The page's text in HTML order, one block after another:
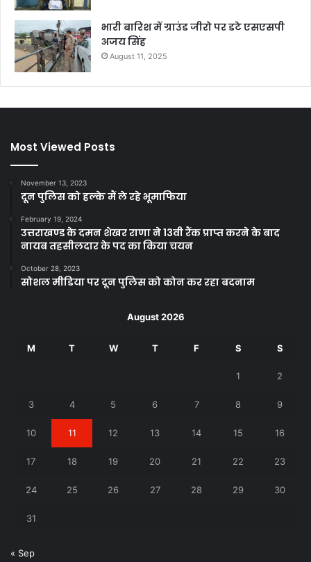
भारी बारिश में ग्राउंड जीरो पर डटे एसएसपी
अजय सिंह
August 11, 2025
Most Viewed Posts
November 13, 2023
दून पुलिस को हल्के मैं ले रहे भूमाफिया
February 19, 2024
उत्तराखण्ड के दमन शेखर राणा ने 13वी रैंक प्राप्त करने के बाद
नायब तहसीलदार के पद का किया चयन
October 28, 2023
सोशल मीडिया पर दून पुलिस को कोन कर रहा बदनाम
August 2026
M T W T F S S
1 2
3 4 5 6 7 8 9
10 11 12 13 14 15 16
17 18 19 20 21 22 23
24 25 26 27 28 29 30
31
« Sep